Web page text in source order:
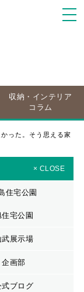
収納・インテリア
コラム
った。そう思える家
× CLOSE
住宅公園
住宅公園
武展示場
企画部
式ブログ